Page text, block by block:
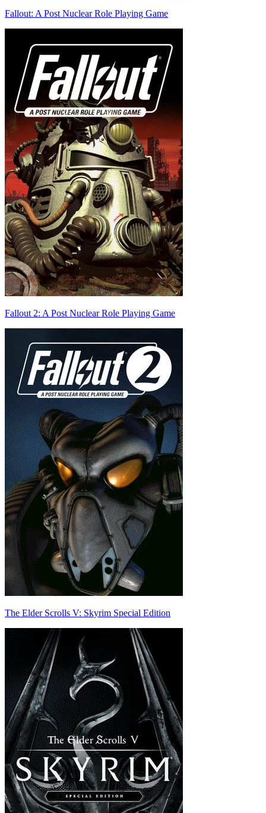
Fallout: A Post Nuclear Role Playing Game
Fallout 2: A Post Nuclear Role Playing Game
The Elder Scrolls V: Skyrim Special Edition